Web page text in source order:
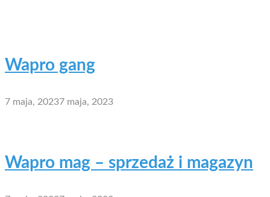
Wapro gang
7 maja, 20237 maja, 2023
Wapro mag – sprzedaż i magazyn